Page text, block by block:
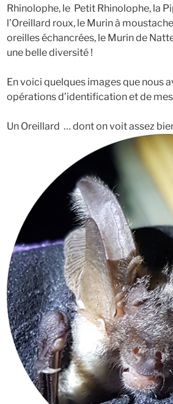
Rhinolophe, le Petit Rhinolophe, la
l’Oreillard roux, le Murin à
oreilles échancrées, le Murin de
une belle diversité !
En voici quelques images que nous
opérations d’identification et de
Un Oreillard … dont on voit assez